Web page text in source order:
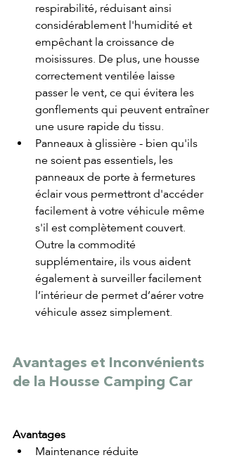
respirabilité, réduisant ainsi
considérablement l'humidité et
empêchant la croissance de
moisissures. De plus, une housse
correctement ventilée laisse
passer le vent, ce qui évitera les
gonflements qui peuvent entraîner
une usure rapide du tissu.
Panneaux à glissière - bien qu'ils
ne soient pas essentiels, les
panneaux de porte à fermetures
éclair vous permettront d'accéder
facilement à votre véhicule même
s'il est complètement couvert.
Outre la commodité
supplémentaire, ils vous aident
également à surveiller facilement
l’intérieur de permet d’aérer votre
véhicule assez simplement.
Avantages et Inconvénients
de la Housse Camping Car
Avantages
Maintenance réduite